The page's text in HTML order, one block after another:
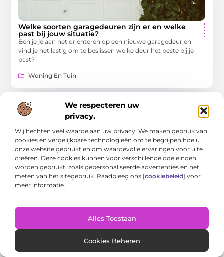
We respecteren uw
privacy.
Wij hechten veel waarde aan uw privacy. We maken gebruik van
cookies en vergelijkbare technologieën om te begrijpen hoe u
onze website gebruikt en om waardevolle ervaringen voor u te
creëren. Deze cookies kunnen voor verschillende doeleinden
worden gebruikt, zoals gepersonaliseerde advertenties en het
meten van het sitegebruik. Raadpleeg ons [cookiebeleid] voor
meer informatie.
Alles Toestaan
Cookies Beheren
Welke soorten garagedeuren zijn er en welke
past bij jouw situatie?
Ben je je aan het oriënteren op een nieuwe garagedeur en
vind je het lastig om te beslissen welke deur het beste bij je
past?
Woning En Tuin
Praktische gids voor gezond wonen en
tuinonderhoud
bloeiende tuin Een huis is meer dan alleen een dak boven ons
Woning En Tuin